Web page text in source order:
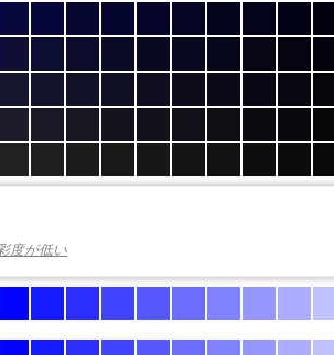
度が低い